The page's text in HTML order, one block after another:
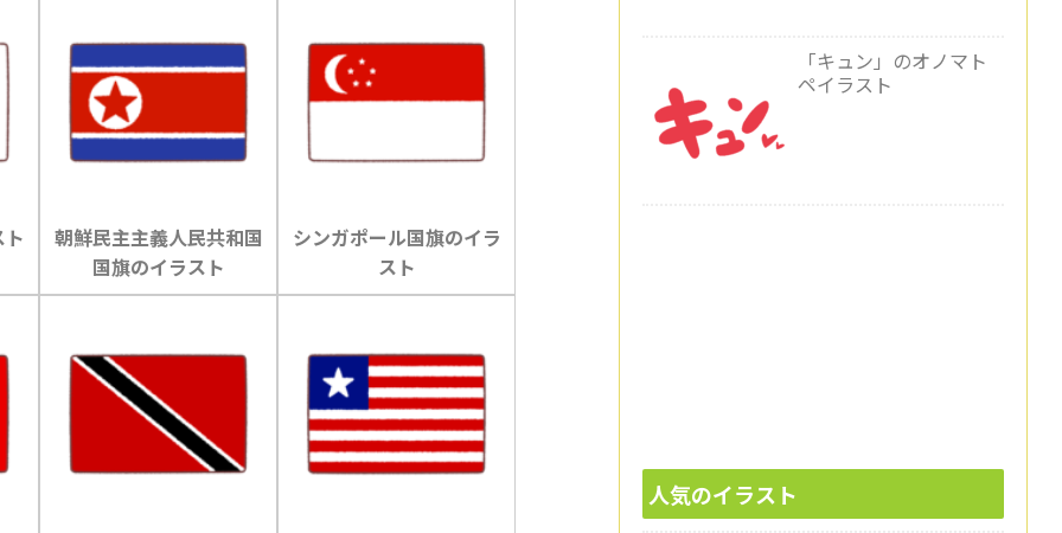
朝鮮民主主義人民共和国
国旗のイラスト
シンガポール国旗のイラ
スト
「キュン」のオノマト
ペイラスト
人気のイラスト